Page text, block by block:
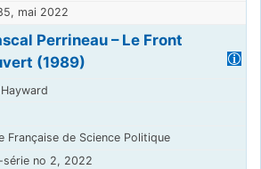
mai 2022
Perrineau – Le Front
(1989)
Française de Science Politique
série no 2, 2022